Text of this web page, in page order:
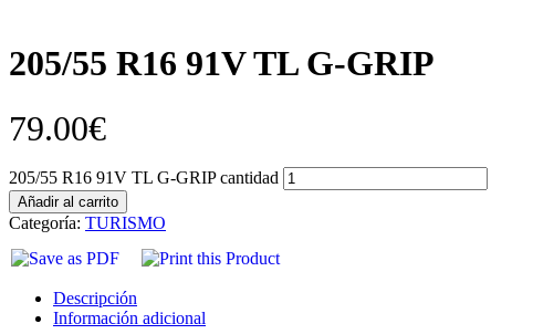
205/55 R16 91V TL G-GRIP
79.00€
205/55 R16 91V TL G-GRIP cantidad
Añadir al carrito
Categoría: TURISMO
Descripción
Información adicional